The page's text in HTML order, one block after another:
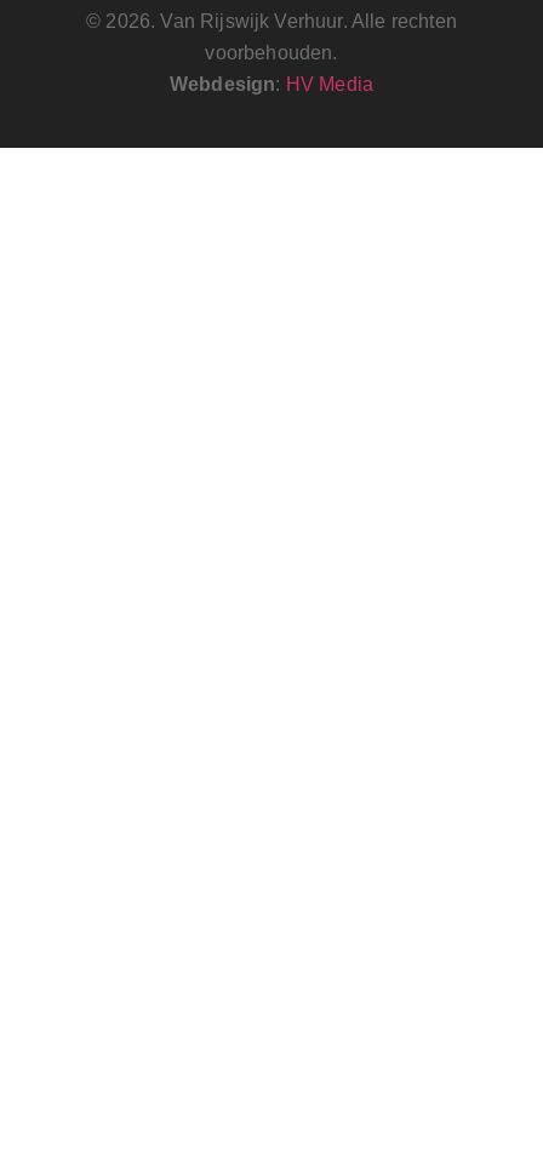
© 2026. Van Rijswijk Verhuur. Alle rechten
voorbehouden.
Webdesign: HV Media